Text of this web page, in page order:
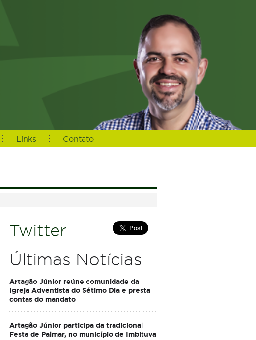
Links Contato
Twitter
Últimas Notícias
Artagão Júnior reúne comunidade da
Igreja Adventista do Sétimo Dia e presta
contas do mandato
Artagão Júnior participa da tradicional
Festa de Palmar, no município de Imbituva